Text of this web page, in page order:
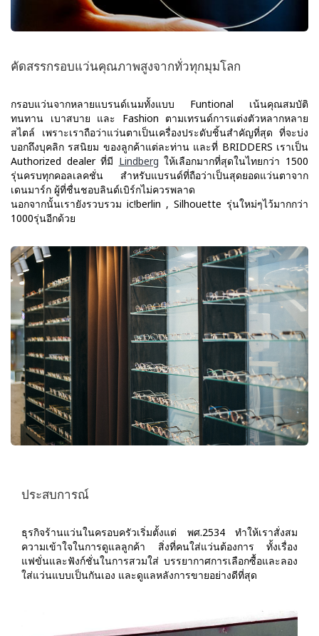
คัดสรรกรอบแว่นคุณภาพสูงจากทั่วทุกมุมโลก
กรอบแว่นจากหลายแบรนด์เนมทั้งแบบ Funtional เน้นคุณสมบัติ
ทนทาน เบาสบาย และ Fashion ตามเทรนด์การแต่งตัวหลากหลาย
สไตล์ เพราะเราถือว่าแว่นตาเป็นเครื่องประดับชิ้นสำคัญที่สุด ที่จะบ่ง
บอกถึงบุคลิก รสนิยม ของลูกค้าแต่ละท่าน และที่ BRIDDERS เราเป็น
Authorized dealer ที่มี Lindberg ให้เลือกมากที่สุดในไทยกว่า 1500
รุ่นครบทุกคอลเลคชั่น สำหรับแบรนด์ที่ถือว่าเป็นสุดยอดแว่นตาจาก
เดนมาร์ก ผู้ที่ชื่นชอบลินด์เบิร์กไม่ควรพลาด
นอกจากนั้นเรายังรวบรวม ic!berlin , Silhouette รุ่นใหม่ๆไว้มากกว่า
1000รุ่นอีกด้วย
ประสบการณ์
ธุรกิจร้านแว่นในครอบครัวเริ่มตั้งแต่ พศ.2534 ทำให้เราสั่งสม
ความเข้าใจในการดูแลลูกค้า สิ่งที่คนใส่แว่นต้องการ ทั้งเรื่อง
แฟขั่นและฟังก์ชั่นในการสวมใส่ บรรยากาศการเลือกซื้อและลอง
ใส่แว่นแบบเป็นกันเอง และดูแลหลังการขายอย่างดีที่สุด